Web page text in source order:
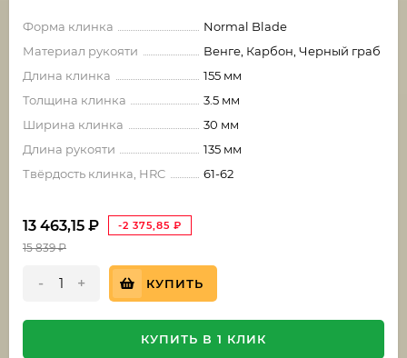
Форма клинка
Normal Blade
Материал рукояти
Венге, Карбон, Черный граб
Длина клинка
155 мм
Толщина клинка
3.5 мм
Ширина клинка
30 мм
Длина рукояти
135 мм
Твёрдость клинка, HRC
61-62
13 463,15 ₽ -2 375,85 ₽
15 839₽
- + КУПИТЬ
КУПИТЬ В 1 КЛИК